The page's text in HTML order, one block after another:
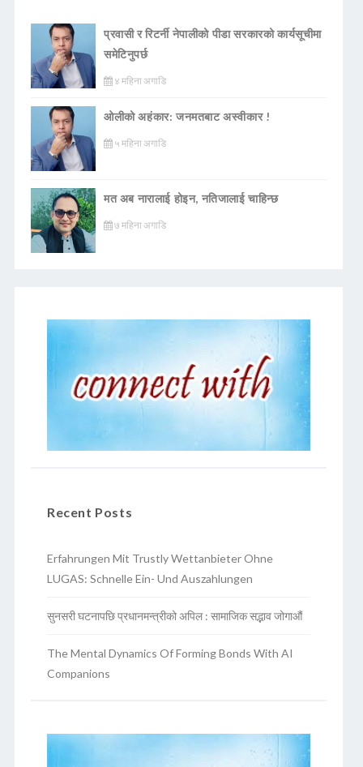
प्रवासी र रिटर्नी नेपालीको पीडा सरकारको कार्यसूचीमा
समेटिनुपर्छ
४ महिना अगाडि
ओलीको अहंकार: जनमतबाट अस्वीकार !
५ महिना अगाडि
मत अब नारालाई होइन, नतिजालाई चाहिन्छ
७ महिना अगाडि
Recent Posts
Erfahrungen Mit Trustly Wettanbieter Ohne
LUGAS: Schnelle Ein- Und Auszahlungen
सुनसरी घटनापछि प्रधानमन्त्रीको अपिल : सामाजिक सद्भाव जोगाऔं
The Mental Dynamics Of Forming Bonds With AI
Companions